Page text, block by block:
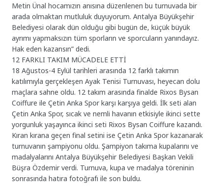
Metin Ünal hocamızın anısına düzenlenen bu turnuvada bir
arada olmaktan mutluluk duyuyorum. Antalya Büyükşehir
Belediyesi olarak dün olduğu gibi bugün de, küçük büyük
ayrımı yapmaksızın tüm sporların ve sporcuların yanındayız.
Hak eden kazansın” dedi.
12 FARKLI TAKIM MÜCADELE ETTİ
18 Ağustos-4 Eylül tarihleri arasında 12 farklı takımın
katılımıyla gerçekleşen Ayak Tenisi Turnuvası, heyecan dolu
maçlara sahne oldu. 12 takım arasında finalde Rixos Bysan
Coiffure ile Çetin Anka Spor karşı karşıya geldi. İlk seti alan
Çetin Anka Spor, sıcak ve nemli havanın etkisiyle ikinci sette
yorgunluk yaşayınca ikinci seti Rixos Bysan Coiffure kazandı.
Kıran kırana geçen final setini ise Çetin Anka Spor kazanarak
turnuvanın şampiyonu oldu. Şampiyon takıma kupalarını ve
madalyalarını Antalya Büyükşehir Belediyesi Başkan Vekili
Büşra Özdemir verdi. Turnuva, kupa ve madalya töreninin
sonrasında hatıra fotoğrafı ile son buldu.